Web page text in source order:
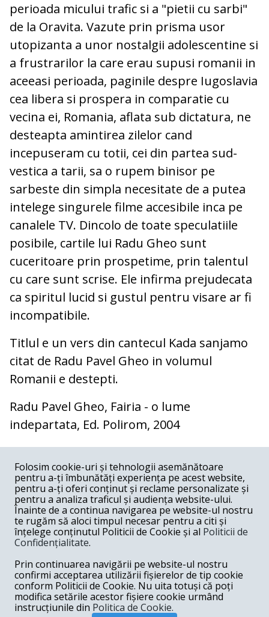
perioada micului trafic si a "pietii cu sarbi"
de la Oravita. Vazute prin prisma usor
utopizanta a unor nostalgii adolescentine si
a frustrarilor la care erau supusi romanii in
aceeasi perioada, paginile despre Iugoslavia
cea libera si prospera in comparatie cu
vecina ei, Romania, aflata sub dictatura, ne
desteapta amintirea zilelor cand
incepuseram cu totii, cei din partea sud-
vestica a tarii, sa o rupem binisor pe
sarbeste din simpla necesitate de a putea
intelege singurele filme accesibile inca pe
canalele TV. Dincolo de toate speculatiile
posibile, cartile lui Radu Gheo sunt
cuceritoare prin prospetime, prin talentul
cu care sunt scrise. Ele infirma prejudecata
ca spiritul lucid si gustul pentru visare ar fi
incompatibile.
Titlul e un vers din cantecul Kada sanjamo
citat de Radu Pavel Gheo in volumul
Romanii e destepti.
Radu Pavel Gheo, Fairia - o lume
indepartata, Ed. Polirom, 2004
COMENTARII
Nume
Email
Folosim cookie-uri și tehnologii asemănătoare
pentru a-ți îmbunătăți experiența pe acest website,
pentru a-ți oferi conținut și reclame personalizate și
pentru a analiza traficul și audiența website-ului.
Înainte de a continua navigarea pe website-ul nostru
te rugăm să aloci timpul necesar pentru a citi și
înțelege conținutul Politicii de Cookie și al Politicii de
Confidențialitate.
Prin continuarea navigării pe website-ul nostru
confirmi acceptarea utilizării fișierelor de tip cookie
conform Politicii de Cookie. Nu uita totuși că poți
modifica setările acestor fișiere cookie urmând
instrucțiunile din Politica de Cookie.